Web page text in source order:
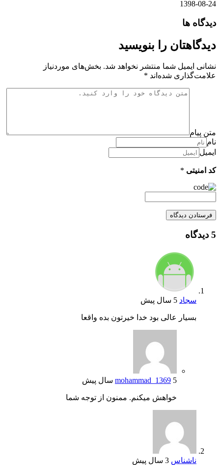
1398-08-24
دیدگاه ها
دیدگاهتان را بنویسید
نشانی ایمیل شما منتشر نخواهد شد. بخش‌های موردنیاز
علامت‌گذاری شده‌اند *
متن پیام
نام
ایمیل
کد امنیتی *
5 دیدگاه
سجاد 5 سال پیش
بسیار عالی بود خدا خیرتون بده واقعا
mohammad_1369 5 سال پیش
خواهش میکنم. ممنون از توجه شما
ناشناس 3 سال پیش